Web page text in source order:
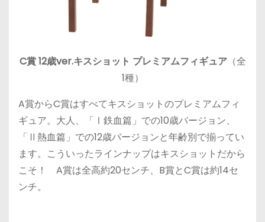
C賞 12歳ver.キスショット プレミアムフィギュア（全
1種）
A賞からC賞はすべてキスショットのプレミアムフィ
ギュア。大人、「Ⅰ鉄血篇」での10歳バージョン、
「Ⅱ熱血篇」での12歳バージョンと年齢別で揃ってい
ます。こういったラインナップはキスショットだから
こそ！ A賞は全高約20センチ、B賞とC賞は約14セ
ンチ。